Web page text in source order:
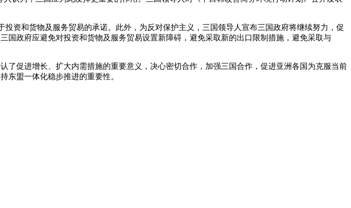
和货物及服务贸易的承诺。此外，为反对保护主义，三国领导人宣布三国政府将继续努力，促
政府应避免对投资和货物及服务贸易设置新障碍，避免采取新的出口限制措施，避免采取与
促进增长、扩大内需措施的重要意义，决心密切合作，加强三国合作，促进亚洲各国为克服当前
东盟一体化稳步推进的重要性。